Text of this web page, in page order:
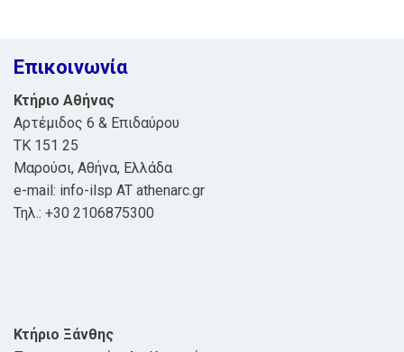
Επικοινωνία
Κτήριο Αθήνας
Αρτέμιδος 6 & Επιδαύρου
ΤΚ 151 25
Μαρούσι, Αθήνα, Ελλάδα
e-mail: info-ilsp AT athenarc.gr
Τηλ.: +30 2106875300
Κτήριο Ξάνθης